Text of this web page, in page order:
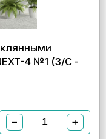
4 №1 (З/C -
− +